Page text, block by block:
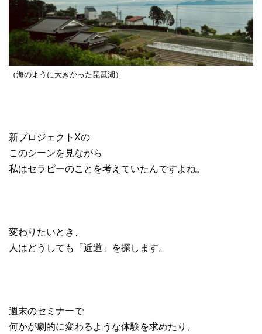
（海のように大きかった琵琶湖）
新プロジェクトXの
このシーンを見ながら
私はセラピーのことを考えていたんですよね。
変わりたいとき、
人はどうしても「近道」を探します。
週末のセミナーで
何かが劇的に変わるような体験を求めたり、